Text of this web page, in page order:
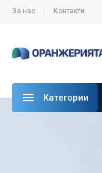
За нас Контакти
Категории